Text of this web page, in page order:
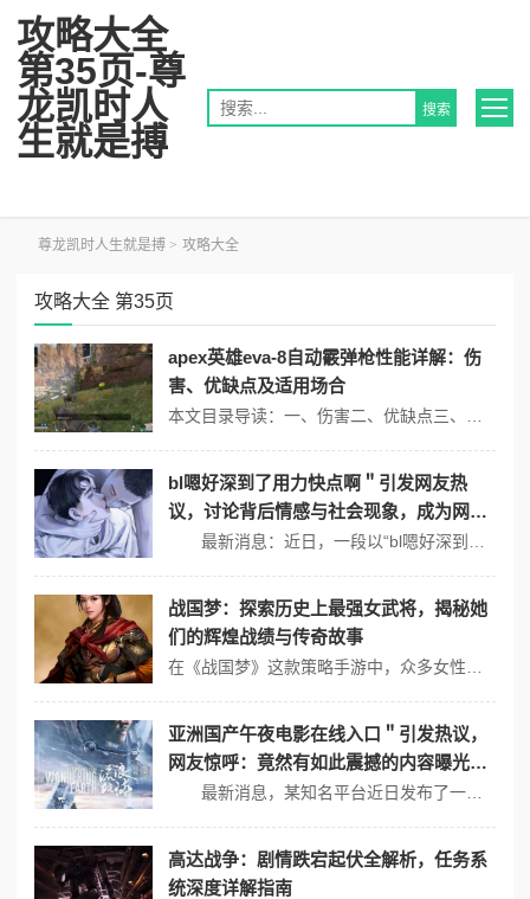
攻略大全
第35页-尊
龙凯时人
生就是搏
尊龙凯时人生就是搏 > 攻略大全
攻略大全 第35页
apex英雄eva-8自动霰弹枪性能详解：伤
害、优缺点及适用场合
bl嗯好深到了用力快点啊＂引发网友热
议，讨论背后情感与社会现象，成为网络
热门话题！
战国梦：探索历史上最强女武将，揭秘她
们的辉煌战绩与传奇故事
亚洲国产午夜电影在线入口＂引发热议，
网友惊呼：竟然有如此震撼的内容曝光，
令人难以置信！
高达战争：剧情跌宕起伏全解析，任务系
统深度详解指南